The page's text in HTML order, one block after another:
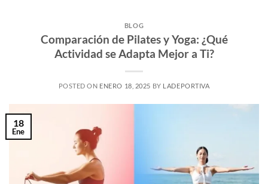
BLOG
Comparación de Pilates y Yoga: ¿Qué
Actividad se Adapta Mejor a Ti?
POSTED ON ENERO 18, 2025 BY LADEPORTIVA
18
Ene